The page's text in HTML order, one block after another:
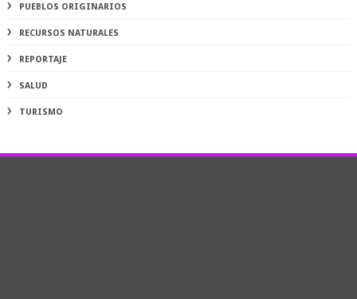
PUEBLOS ORIGINARIOS
RECURSOS NATURALES
REPORTAJE
SALUD
TURISMO